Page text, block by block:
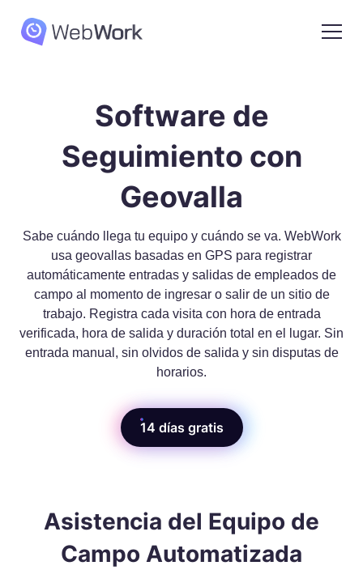
Software de
Seguimiento con
Geovalla
Sabe cuándo llega tu equipo y cuándo se va. WebWork
usa geovallas basadas en GPS para registrar
automáticamente entradas y salidas de empleados de
campo al momento de ingresar o salir de un sitio de
trabajo. Registra cada visita con hora de entrada
verificada, hora de salida y duración total en el lugar. Sin
entrada manual, sin olvidos de salida y sin disputas de
horarios.
14 días gratis
Asistencia del Equipo de
Campo Automatizada